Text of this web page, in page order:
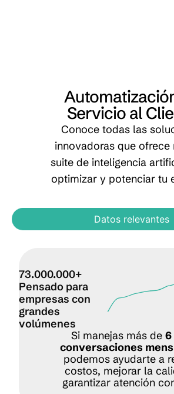
Servicio al
Conoce todas las
innovadoras que ofrece
suite de inteligencia
optimizar y potenciar tu
Datos relevantes
73.000.000+
Pensado para
empresas con
grandes
volúmenes
Si manejas más de 6
conversaciones
podemos ayudarte a
costos, mejorar la
garantizar atención